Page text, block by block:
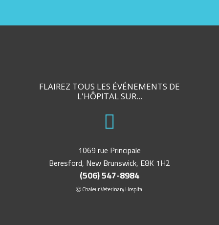
FLAIREZ TOUS LES ÉVÉNEMENTS DE
L'HÔPITAL SUR...
1069 rue Principale
Beresford, New Brunswick, E8K 1H2
(506) 547-8984
Ⓒ Chaleur Veterinary Hospital